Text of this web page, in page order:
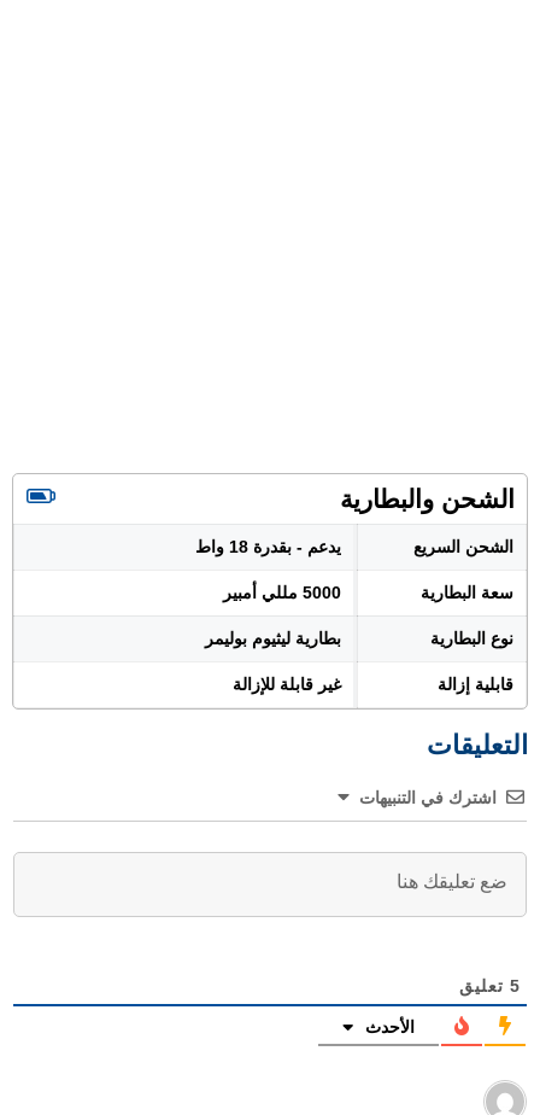
الشحن والبطارية
الشحن السريع يدعم - بقدرة 18 واط
سعة البطارية 5000 مللي أمبير
نوع البطارية بطارية ليثيوم بوليمر
قابلية إزالة غير قابلة للإزالة
التعليقات
اشترك في التنبيهات
5 تعليق
الأحدث